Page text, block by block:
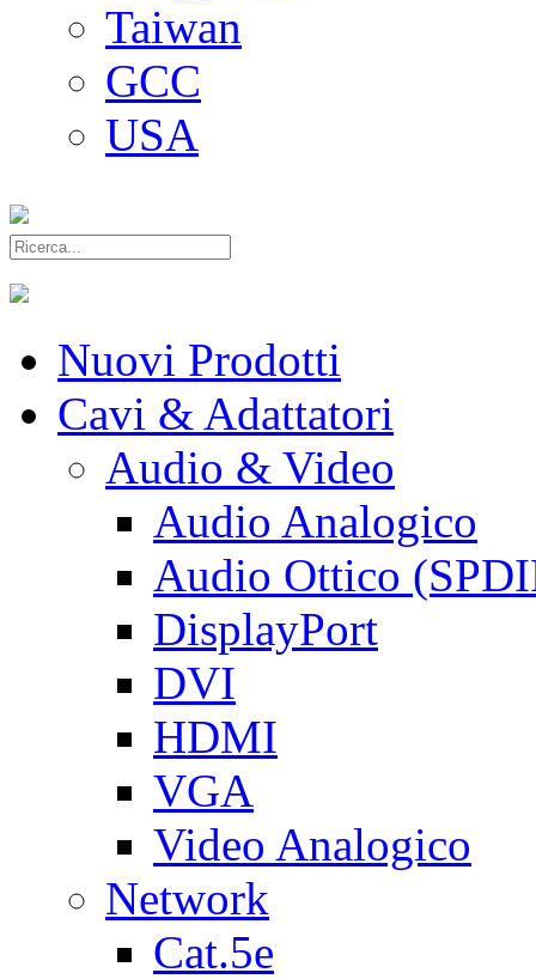
Taiwan
GCC
USA
Nuovi Prodotti
Cavi & Adattatori
Audio & Video
Audio Analogico
Audio Ottico
DisplayPort
DVI
HDMI
VGA
Video Analogico
Network
Cat.5e